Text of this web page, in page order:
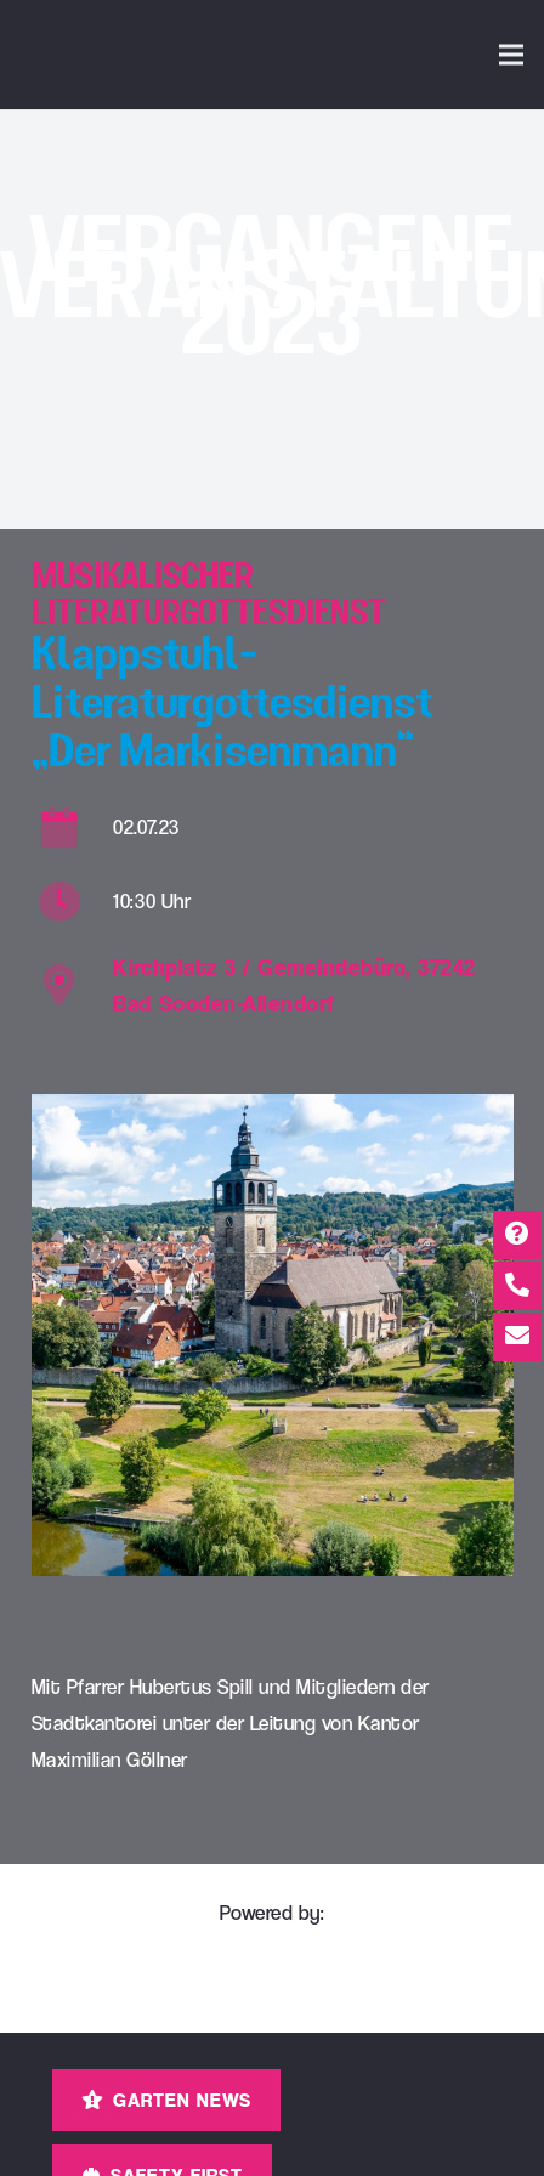
MUSIKALISCHER
LITERATURGOTTESDIENST
Klappstuhl-
Literaturgottesdienst
„Der Markisenmann“
02.07.23
10:30 Uhr
Kirchplatz 3 / Gemeindebüro, 37242
Bad Sooden-Allendorf
Mit Pfarrer Hubertus Spill und Mitgliedern der
Stadtkantorei unter der Leitung von Kantor
Maximilian Göllner
Powered by:
GARTEN NEWS